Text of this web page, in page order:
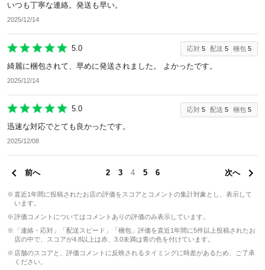
いつも丁寧な連絡。発送も早い。
2025/12/14
5.0 応対 5 配送 5 梱包 5
綺麗に梱包されて、早めに発送されました。 よかったです。
2025/12/14
5.0 応対 5 配送 5 梱包 5
迅速な対応でとても良かったです。
2025/12/08
前へ 2 3 4 5 6 次へ
直近1年間に投稿されたお店の評価をスコアとコメントの集計対象とし、表示して
います。
評価コメントについてはコメントありの評価のみ表示しています。
「連絡・応対」「配送スピード」「梱包」評価を直近1年間に5件以上投稿されたお
店の中で、スコアが4.8以上は赤、3.0未満は青の色を付けています。
店舗のスコアと、評価コメントに反映されるタイミングに時差があるため、ご了承
ください。